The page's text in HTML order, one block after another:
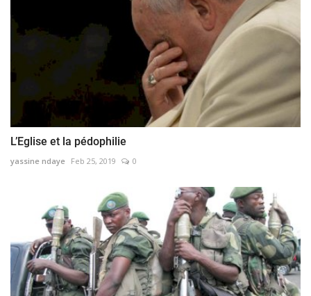
L’Eglise et la pédophilie
yassine ndaye Feb 25, 2019 0